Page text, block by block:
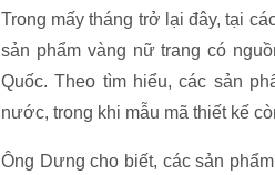
Trong mấy tháng trở lại đây, tại
sản phẩm vàng nữ trang có
Quốc. Theo tìm hiểu, các sản
nước, trong khi mẫu mã thiết kế
Ông Dưng cho biết, các sản